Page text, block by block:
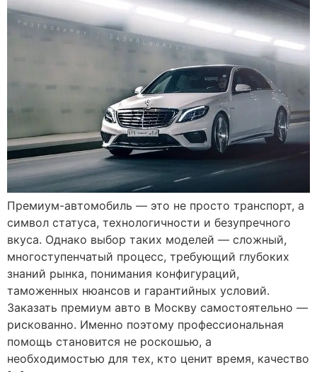
Премиум-автомобиль — это не просто транспорт, а
символ статуса, технологичности и безупречного
вкуса. Однако выбор таких моделей — сложный,
многоступенчатый процесс, требующий глубоких
знаний рынка, понимания конфигураций,
таможенных нюансов и гарантийных условий.
Заказать премиум авто в Москву самостоятельно —
рискованно. Именно поэтому профессиональная
помощь становится не роскошью, а
необходимостью для тех, кто ценит время, качество